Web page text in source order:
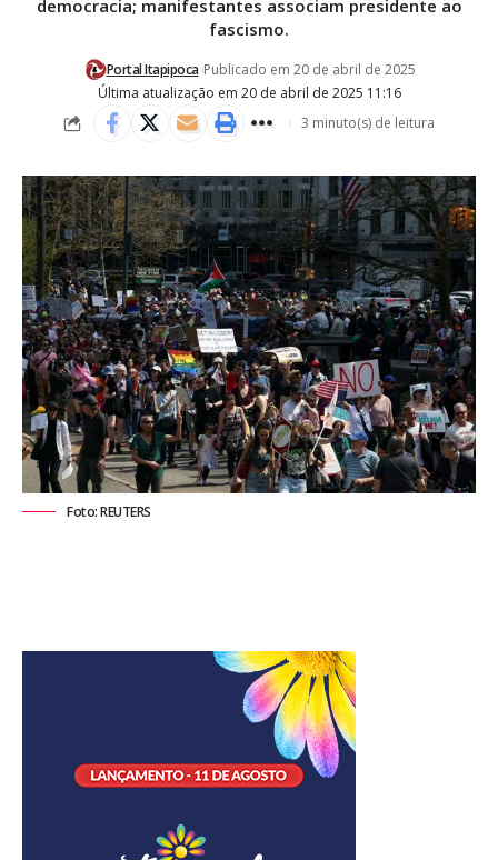
democracia; manifestantes associam presidente ao
fascismo.
Última atualização em 20 de abril de 2025 11:16
Portal Itapipoca Publicado em 20 de abril de 2025
3 minuto(s) de leitura
Foto: REUTERS